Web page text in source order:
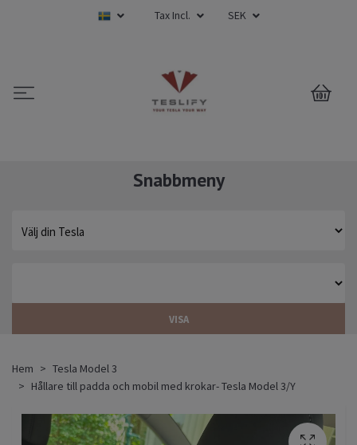
Tax Incl. SEK
0
Snabbmeny
VISA
Hem
Tesla Model 3
Hållare till padda och mobil med krokar- Tesla Model 3/Y